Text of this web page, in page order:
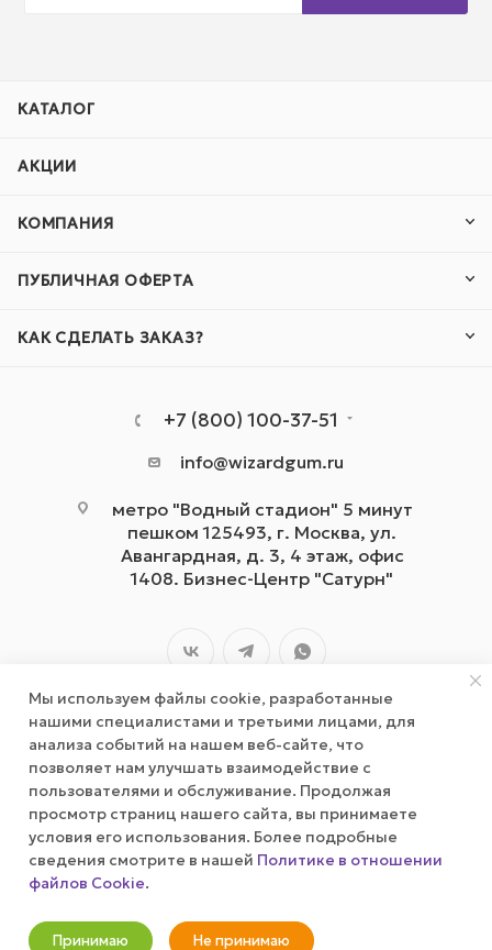
КАТАЛОГ
АКЦИИ
КОМПАНИЯ
ПУБЛИЧНАЯ ОФЕРТА
КАК СДЕЛАТЬ ЗАКАЗ?
+7 (800) 100-37-51
info@wizardgum.ru
метро "Водный стадион" 5 минут
пешком 125493, г. Москва, ул.
Авангардная, д. 3, 4 этаж, офис
1408. Бизнес-Центр "Сатурн"
2026 © wizardgum.ru, 2021
Мы используем файлы cookie, разработанные
нашими специалистами и третьими лицами, для
анализа событий на нашем веб-сайте, что
позволяет нам улучшать взаимодействие с
пользователями и обслуживание. Продолжая
просмотр страниц нашего сайта, вы принимаете
условия его использования. Более подробные
сведения смотрите в нашей Политике в отношении
файлов Cookie.
Принимаю Не принимаю